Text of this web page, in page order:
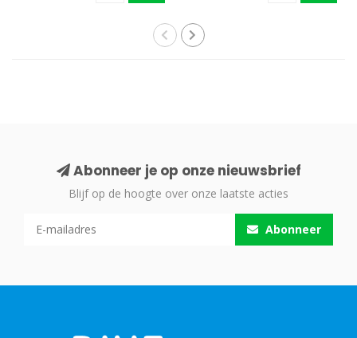
Abonneer je op onze nieuwsbrief
Blijf op de hoogte over onze laatste acties
Abonneer